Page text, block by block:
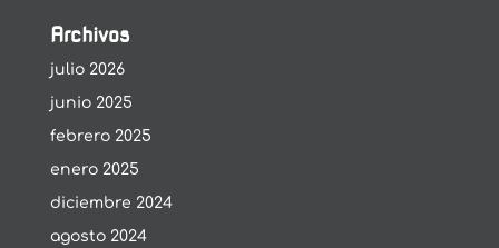
Archivos
julio 2026
junio 2025
febrero 2025
enero 2025
diciembre 2024
agosto 2024